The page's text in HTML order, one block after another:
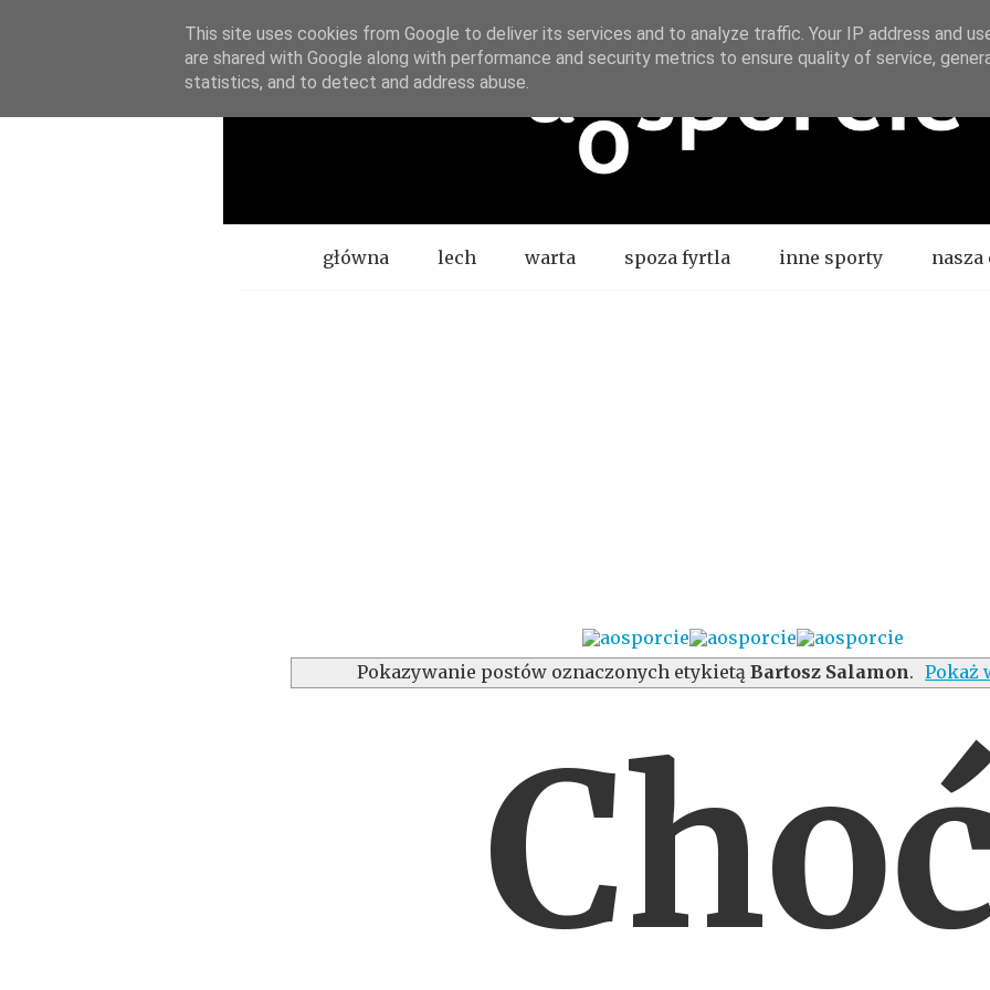
Menugłówna lech warta spoza fyrtla inne sporty
Pokazywanie postów oznaczonych etykietą Bartosz Salamon. Pokaż
This site uses cookies from Google to deliver its services and to analyze traffic. Your IP address and
are shared with Google along with performance and security metrics to ensure quality of service,
statistics, and to detect and address abuse.